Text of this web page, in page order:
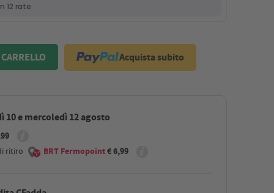
Acquista subito
10 e mercoledì 12 agosto
ritiro BRT Fermopoint€ 6,99